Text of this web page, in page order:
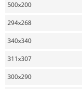
500x200
294x268
340x340
311x307
300x290